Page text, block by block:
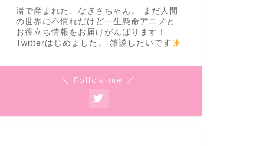
渚で産まれた、なぎさちゃん。 まだ人間
の世界に不慣れだけど一生懸命アニメと
お役立ち情報をお届けがんばります！
Twitterはじめました。 雑談したいです
＼ Follow me ／